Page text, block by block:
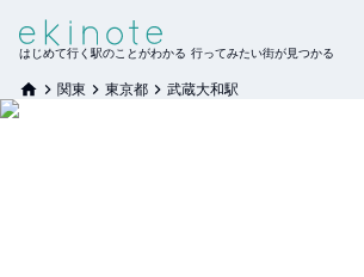
はじめて行く駅のことがわかる 行ってみたい街が見つかる
関東 東京都 武蔵大和駅